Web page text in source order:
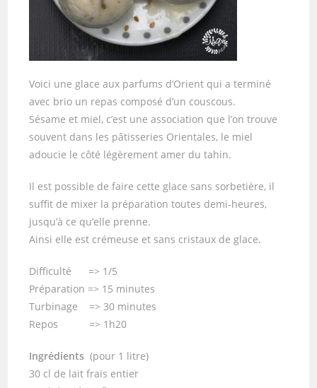
Voici une glace aux parfums d’Orient qui a terminé
avec brio un repas composé d’un couscous.
Sésame et miel, c’est une association que l’on trouve
souvent dans les pâtisseries Orientales, le miel
adoucie le côté légèrement amer du tahin.
Il est possible de faire cette glace sans sorbetière, il
suffit de mixer la préparation toutes demi-heures,
jusqu’à ce qu’elle prenne.
Ainsi elle est crémeuse et sans cristaux de glace.
Difficulté => 1/5
Préparation => 15 minutes
Turbinage => 30 minutes
Repos => 1h20
Ingrédients (pour 1 litre)
30 cl de lait frais entier